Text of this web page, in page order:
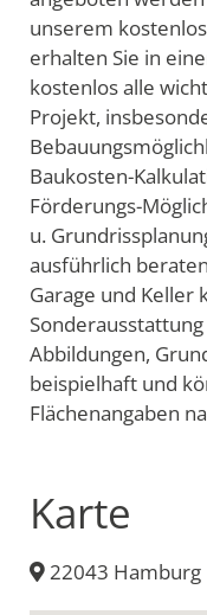
unserem
erhalten Sie in
kostenlos alle
Projekt,
Baukosten-
Förderungs-
u.
ausführlich
Garage und Keller
Abbildungen,
beispielhaft und
Flächenangaben
Karte
22043 Hamburg